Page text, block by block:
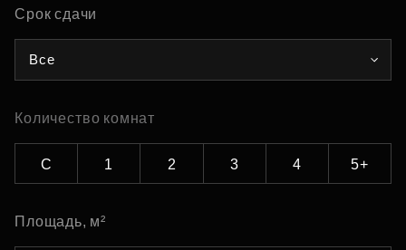
Срок сдачи
Все
Количество комнат
С 1 2 3 4 5+
Площадь, м²